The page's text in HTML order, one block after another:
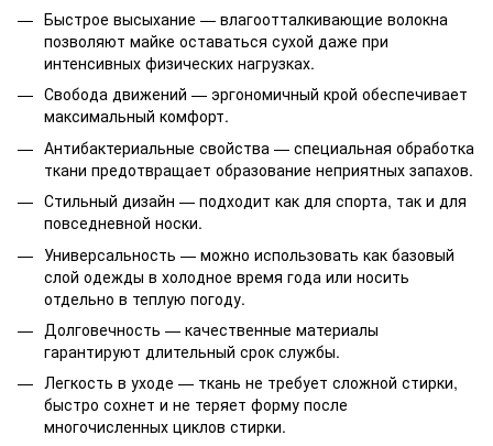
Быстрое высыхание — влагоотталкивающие волокна
позволяют майке оставаться сухой даже при
интенсивных физических нагрузках.
Свобода движений — эргономичный крой обеспечивает
максимальный комфорт.
Антибактериальные свойства — специальная обработка
ткани предотвращает образование неприятных запахов.
Стильный дизайн — подходит как для спорта, так и для
повседневной носки.
Универсальность — можно использовать как базовый
слой одежды в холодное время года или носить
отдельно в теплую погоду.
Долговечность — качественные материалы
гарантируют длительный срок службы.
Легкость в уходе — ткань не требует сложной стирки,
быстро сохнет и не теряет форму после
многочисленных циклов стирки.